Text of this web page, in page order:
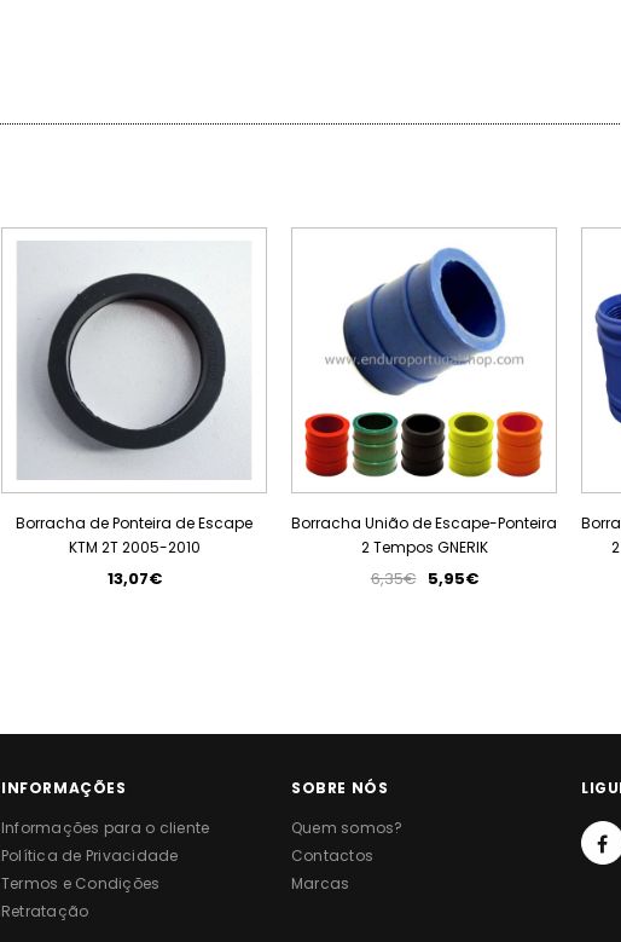
Borracha de Ponteira de Escape
KTM 2T 2005-2010
13,07€
Borracha União de Escape-Ponteira
2 Tempos GNERIK
6,35€ 5,95€
INFORMAÇÕES
Informações para o cliente
Política de Privacidade
Termos e Condições
Retratação
SOBRE NÓS
Quem somos?
Contactos
Marcas